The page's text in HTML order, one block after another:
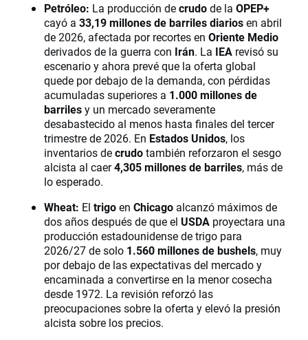
Petróleo: La producción decrudode la OPEP+
cayó a 33,19 millones de barriles diariosen abril
de 2026, afectada por recortes en Oriente Medio
derivados de la guerra con Irán. La IEA revisó su
escenario y ahora prevé que la oferta global
quede por debajo de la demanda, con pérdidas
acumuladas superiores a 1.000 millones de
barrilesy un mercado severamente
desabastecido al menos hasta finales del tercer
trimestre de 2026. En Estados Unidos, los
inventarios decrudotambién reforzaron el sesgo
alcista al caer4,305 millones de barriles, más de
lo esperado.
Wheat: El trigoen Chicago alcanzó máximos de
dos años después de que el USDA proyectara una
producción estadounidense de trigo para
2026/27 de solo 1.560 millones de bushels, muy
por debajo de las expectativas del mercado y
encaminada a convertirse en la menor cosecha
desde 1972. La revisión reforzó las
preocupaciones sobre la oferta y elevó la presión
alcista sobre los precios.